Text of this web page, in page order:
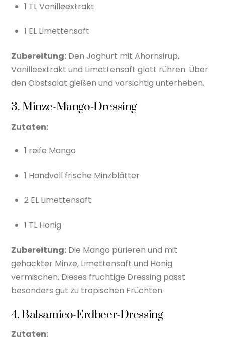
1 TL Vanilleextrakt
1 EL Limettensaft
Zubereitung: Den Joghurt mit Ahornsirup,
Vanilleextrakt und Limettensaft glatt rühren. Über
den Obstsalat gießen und vorsichtig unterheben.
3. Minze-Mango-Dressing
Zutaten:
1 reife Mango
1 Handvoll frische Minzblätter
2 EL Limettensaft
1 TL Honig
Zubereitung: Die Mango pürieren und mit
gehackter Minze, Limettensaft und Honig
vermischen. Dieses fruchtige Dressing passt
besonders gut zu tropischen Früchten.
4. Balsamico-Erdbeer-Dressing
Zutaten: